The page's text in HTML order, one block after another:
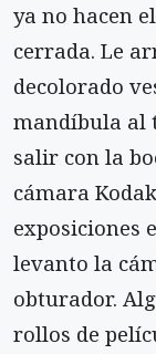
ya no hacen
cerrada. Le
decolorado
mandíbula al
salir con la
cámara
exposiciones
levanto la
obturador.
rollos de